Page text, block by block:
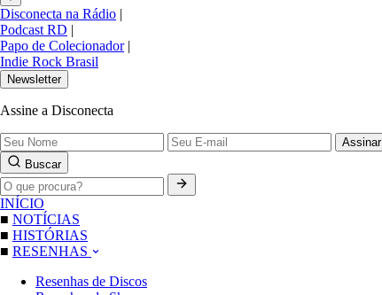
Disconecta na Rádio |
Podcast RD |
Papo de Colecionador |
Indie Rock Brasil
Newsletter
Assine a Disconecta
Assinar
Buscar
INÍCIO
■ NOTÍCIAS
■ HISTÓRIAS
■ RESENHAS
Resenhas de Discos